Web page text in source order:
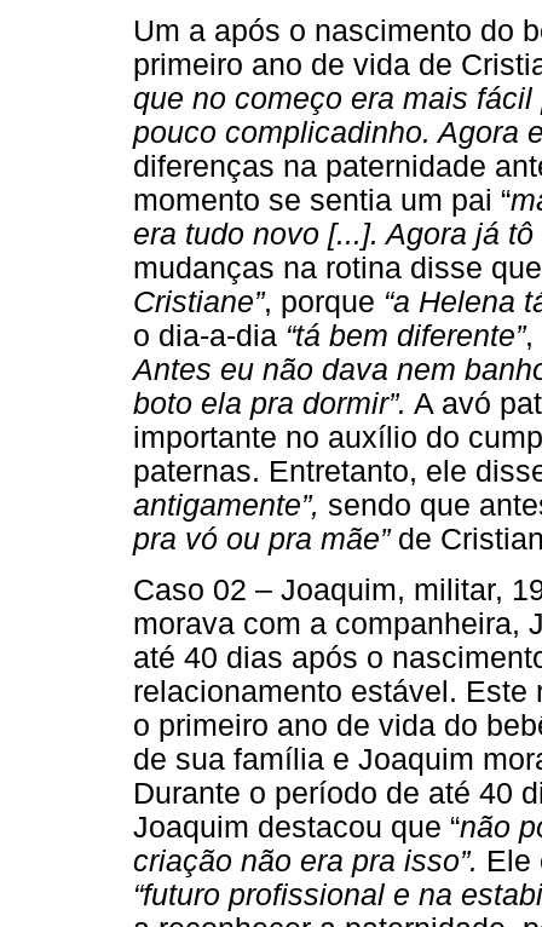
Um a após o nascimento do
primeiro ano de vida de
que no começo era mais
pouco complicadinho. Agora
diferenças na paternidade
momento se sentia um pai “
era tudo novo [...]. Agora já
mudanças na rotina disse
Cristiane”, porque “a Helena
o dia-a-dia “tá bem diferente”,
Antes eu não dava nem
boto ela pra dormir”. A avó
importante no auxílio do
paternas. Entretanto, ele
antigamente”, sendo que
pra vó ou pra mãe” de
Caso 02 – Joaquim, militar,
morava com a companheira,
até 40 dias após o
relacionamento estável.
o primeiro ano de vida do
de sua família e Joaquim
Durante o período de até 40
Joaquim destacou que “não
criação não era pra isso”. Ele
“futuro profissional e na